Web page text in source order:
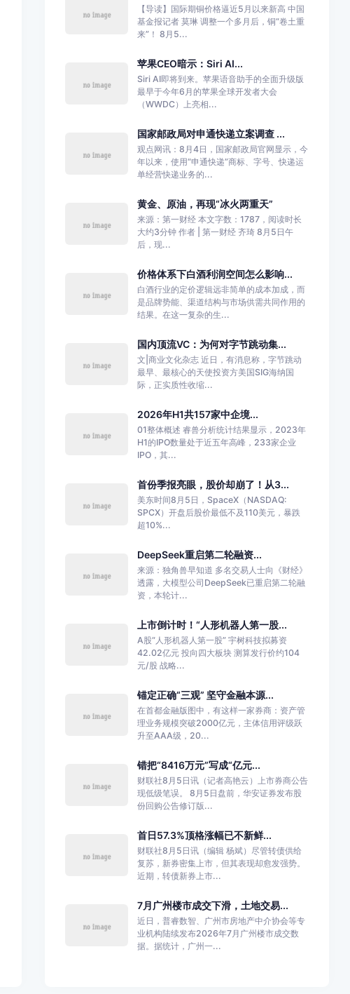
【导读】国际期铜价格逼近5月以来新高 中国
基金报记者 莫琳 调整一个多月后，铜“卷土重
来”！ 8月5...
苹果CEO暗示：Siri AI...
Siri AI即将到来。苹果语音助手的全面升级版
最早于今年6月的苹果全球开发者大会
（WWDC）上亮相...
国家邮政局对申通快递立案调查 ...
观点网讯：8月4日，国家邮政局官网显示，今
年以来，使用“申通快递”商标、字号、快递运
单经营快递业务的...
黄金、原油，再现“冰火两重天”
来源：第一财经 本文字数：1787，阅读时长
大约3分钟 作者 | 第一财经 齐琦 8月5日午
后，现...
价格体系下白酒利润空间怎么影响...
白酒行业的定价逻辑远非简单的成本加成，而
是品牌势能、渠道结构与市场供需共同作用的
结果。在这一复杂的生...
国内顶流VC：为何对字节跳动集...
文|商业文化杂志 近日，有消息称，字节跳动
最早、最核心的天使投资方美国SIG海纳国
际，正实质性收缩...
2026年H1共157家中企境...
01整体概述 睿兽分析统计结果显示，2023年
H1的IPO数量处于近五年高峰，233家企业
IPO，其...
首份季报亮眼，股价却崩了！从3...
美东时间8月5日，SpaceX（NASDAQ:
SPCX）开盘后股价最低不及110美元，暴跌
超10%...
DeepSeek重启第二轮融资...
来源：独角兽早知道 多名交易人士向《财经》
透露，大模型公司DeepSeek已重启第二轮融
资，本轮计...
上市倒计时！“人形机器人第一股...
A股“人形机器人第一股” 宇树科技拟募资
42.02亿元 投向四大板块 测算发行价约104
元/股 战略...
锚定正确“三观” 坚守金融本源...
在首都金融版图中，有这样一家券商：资产管
理业务规模突破2000亿元，主体信用评级跃
升至AAA级，20...
错把“8416万元”写成“亿元...
财联社8月5日讯（记者高艳云）上市券商公告
现低级笔误。 8月5日盘前，华安证券发布股
份回购公告修订版...
首日57.3%顶格涨幅已不新鲜...
财联社8月5日讯（编辑 杨斌）尽管转债供给
复苏，新券密集上市，但其表现却愈发强势。
近期，转债新券上市...
7月广州楼市成交下滑，土地交易...
近日，普睿数智、广州市房地产中介协会等专
业机构陆续发布2026年7月广州楼市成交数
据。据统计，广州一...